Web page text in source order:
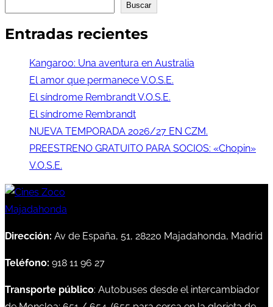
Buscar
Entradas recientes
Kangaroo: Una aventura en Australia
El amor que permanece V.O.S.E.
El síndrome Rembrandt V.O.S.E.
El síndrome Rembrandt
NUEVA TEMPORADA 2026/27 EN CZM.
PREESTRENO GRATUITO PARA SOCIOS: «Chopin»
V.O.S.E.
Dirección: Av de España, 51, 28220 Majadahonda, Madrid
Teléfono: 918 11 96 27
Transporte público: Autobuses desde el intercambiador